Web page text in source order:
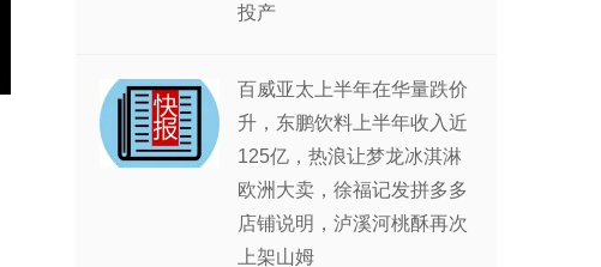
投产
百威亚太上半年在华量跌价
升，东鹏饮料上半年收入近
125亿，热浪让梦龙冰淇淋
欧洲大卖，徐福记发拼多多
店铺说明，泸溪河桃酥再次
上架山姆